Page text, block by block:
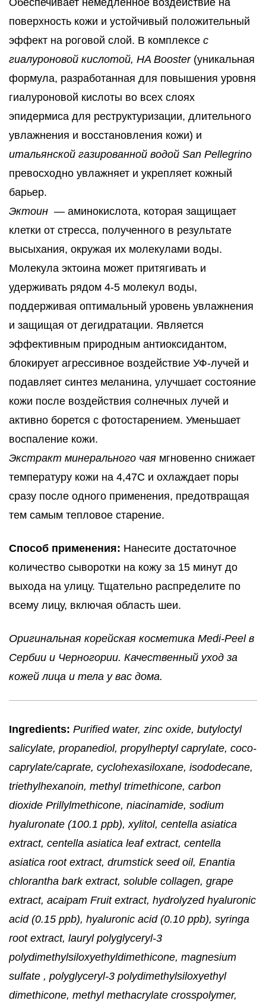
поверхность кожи и устойчивый положительный
эффект на роговой слой. В комплексе с
гиалуроновой кислотой, HA Booster(уникальная
формула, разработанная для повышения уровня
гиалуроновой кислоты во всех слоях
эпидермиса для реструктуризации, длительного
увлажнения и восстановления кожи) и
итальянской газированной водой San Pellegrino
превосходно увлажняет и укрепляет кожный
барьер.
Эктоин — аминокислота, которая защищает
клетки от стресса, полученного в результате
высыхания, окружая их молекулами воды.
Молекула эктоина может притягивать и
удерживать рядом 4-5 молекул воды,
поддерживая оптимальный уровень увлажнения
и защищая от дегидратации. Является
эффективным природным антиоксидантом,
блокирует агрессивное воздействие УФ-лучей и
подавляет синтез меланина, улучшает состояние
кожи после воздействия солнечных лучей и
активно борется с фотостарением. Уменьшает
воспаление кожи.
Экстракт минерального чая мгновенно снижает
температуру кожи на 4,47С и охлаждает поры
сразу после одного применения, предотвращая
тем самым тепловое старение.
Способ применения: Нанесите достаточное
количество сыворотки на кожу за 15 минут до
выхода на улицу. Тщательно распределите по
всему лицу, включая область шеи.
Оригинальная корейская косметика Medi-Peel в
Сербии и Черногории. Качественный уход за
кожей лица и тела у вас дома.
Ingredients: Purified water, zinc oxide, butyloctyl
salicylate, propanediol, propylheptyl caprylate, coco-
caprylate/caprate, cyclohexasiloxane, isododecane,
triethylhexanoin, methyl trimethicone, carbon
dioxide Prillylmethicone, niacinamide, sodium
hyaluronate (100.1 ppb), xylitol, centella asiatica
extract, centella asiatica leaf extract, centella
asiatica root extract, drumstick seed oil, Enantia
chlorantha bark extract, soluble collagen, grape
extract, acaipam Fruit extract, hydrolyzed hyaluronic
acid (0.15 ppb), hyaluronic acid (0.10 ppb), syringa
root extract, lauryl polyglyceryl-3
polydimethylsiloxyethyldimethicone, magnesium
sulfate , polyglyceryl-3 polydimethylsiloxyethyl
dimethicone, methyl methacrylate crosspolymer,